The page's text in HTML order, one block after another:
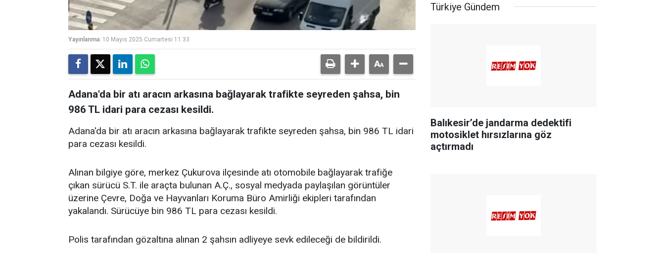
Yayınlanma: 10 Mayıs 2025 Cumartesi 11:33
Adana'da bir atı aracın arkasına bağlayarak trafikte seyreden şahsa, bin
986 TL idari para cezası kesildi.
Adana'da bir atı aracın arkasına bağlayarak trafikte seyreden şahsa, bin 986 TL idari
para cezası kesildi.
Alınan bilgiye göre, merkez Çukurova ilçesinde atı otomobile bağlayarak trafiğe
çıkan sürücü S.T. ile araçta bulunan A.Ç., sosyal medyada paylaşılan görüntüler
üzerine Çevre, Doğa ve Hayvanları Koruma Büro Amirliği ekipleri tarafından
yakalandı. Sürücüye bin 986 TL para cezası kesildi.
Polis tarafından gözaltına alınan 2 şahsın adliyeye sevk edileceği de bildirildi.
Türkiye Gündem
Balıkesir’de jandarma dedektifi
motosiklet hırsızlarına göz
açtırmadı